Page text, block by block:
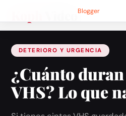
Blogger
DETERIORO Y URGENCIA
¿Cuánto
VHS? Lo que